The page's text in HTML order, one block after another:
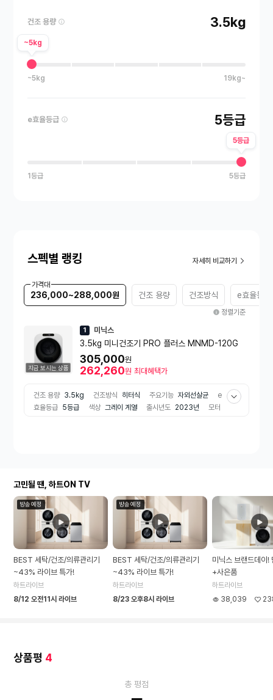
건조 용량 3.5kg
~5kg
~5kg 19kg~
e효율등급 5등급
5등급
1등급 5등급
스펙별 랭킹 자세히 비교하기
가격대
236,000~288,000원 건조 용량 건조방식 e효율등급
정렬기준
지금 보시는 상품
1 미닉스
3.5kg 미니건조기 PRO 플러스 MNMD-120G
305,000원
262,260원 최대혜택가
건조 용량 3.5kg 건조방식 히터식 주요기능 자외선살균
e
효율등급 5등급 색상 그레이 계열 출시년도 2023년
모터
고민될 땐, 하트ON TV
방송예정
BEST 세탁/건조/의류관리기
~43% 라이브 특가!
하트라이브
8/12 오전11시 라이브
방송예정
BEST 세탁/건조/의류관리기
~43% 라이브 특가!
하트라이브
8/23 오후8시 라이브
미닉스 브랜드데이!
+사은품
하트라이브
38,039
상품평 4
총 평점